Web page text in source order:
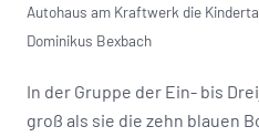
Autohaus am Kraftwerk die
Dominikus Bexbach
In der Gruppe der Ein- bis
groß als sie die zehn blauen